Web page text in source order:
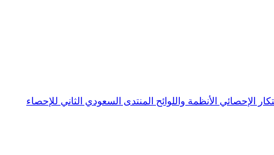
الإحصائي الأنظمة واللوائح المنتدى السعودي الثاني للإحصاء